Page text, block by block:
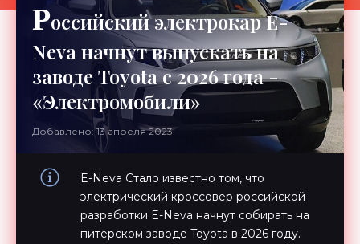
Российский электрокар E-
Neva начнут выпускать на
заводе Toyota с 2026 года -
«Электромобили»
Добавлено: 13 апреля 2023
E-Neva Стало известно том, что
электрический кроссовер российской
разработки E-Neva начнут собирать на
питерском заводе Toyota в 2026 году.